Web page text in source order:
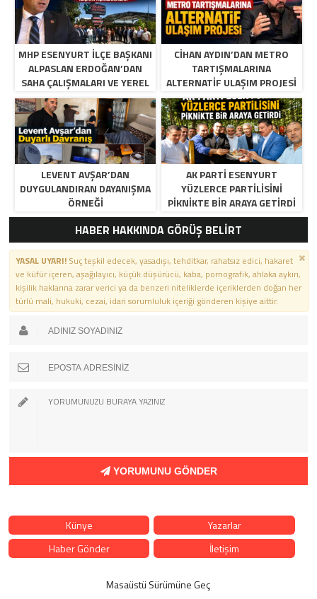
MHP ESENYURT İLÇE BAŞKANI
ALPASLAN ERDOĞAN’DAN
SAHA ÇALIŞMALARI VE YEREL
GÜNDEME İLIŞKIN
AÇIKLAMALAR
CIHAN AYDIN’DAN METRO
TARTIŞMALARINA
ALTERNATIF ULAŞIM PROJESI
LEVENT AVŞAR’DAN
DUYGULANDIRAN DAYANIŞMA
ÖRNEĞI
AK PARTI ESENYURT
YÜZLERCE PARTILISINI
PIKNIKTE BIR ARAYA GETIRDI
HABER HAKKINDA GÖRÜŞ BELİRT
YASAL UYARI! Suç teşkil edecek, yasadışı, tehditkar, rahatsız edici, hakaret
ve küfür içeren, aşağılayıcı, küçük düşürücü, kaba, pornografik, ahlaka aykırı,
kişilik haklarına zarar verici ya da benzeri niteliklerde içeriklerden doğan her
türlü mali, hukuki, cezai, idari sorumluluk içeriği gönderen kişiye aittir.
YORUMUNU GÖNDER
Künye
Yazarlar
Haber Gönder
İletişim
Masaüstü Sürümüne Geç